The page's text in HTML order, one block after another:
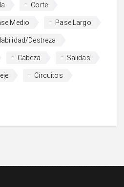
Corte
Medio Pase Largo
Destreza
Cabeza Salidas
Circuitos